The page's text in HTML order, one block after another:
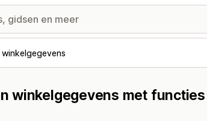
winkelgegevens met